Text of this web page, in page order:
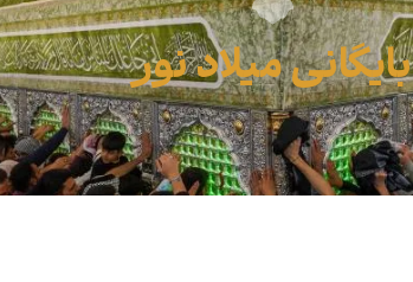
بایگانی میلاد نور